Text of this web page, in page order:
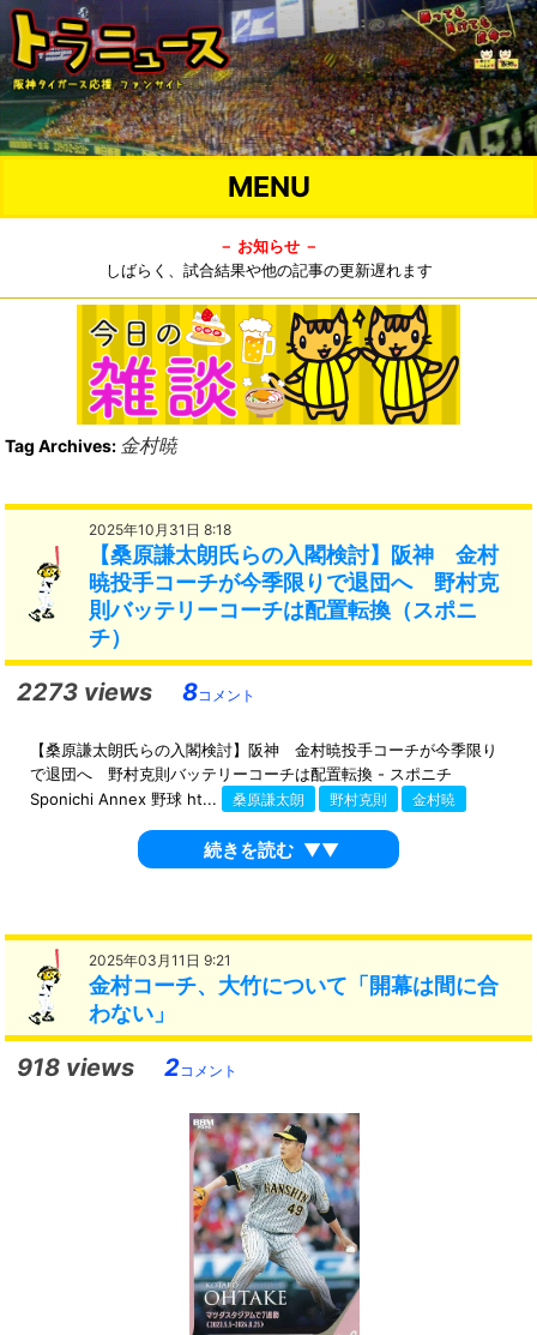
MENU
－ お知らせ －
しばらく、試合結果や他の記事の更新遅れます
Tag Archives: 金村暁
2025年10月31日 8:18
【桑原謙太朗氏らの入閣検討】阪神 金村
暁投手コーチが今季限りで退団へ 野村克
則バッテリーコーチは配置転換（スポニ
チ）
2273 views 8コメント
【桑原謙太朗氏らの入閣検討】阪神 金村暁投手コーチが今季限り
で退団へ 野村克則バッテリーコーチは配置転換 - スポニチ
Sponichi Annex 野球 ht...
桑原謙太朗 野村克則 金村暁
続きを読む ▼▼
2025年03月11日 9:21
金村コーチ、大竹について「開幕は間に合
わない」
918 views 2コメント